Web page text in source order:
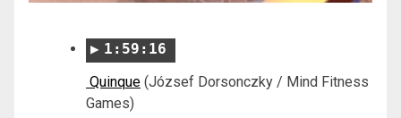
1:59:16
Quinque (József Dorsonczky / Mind Fitness
Games)